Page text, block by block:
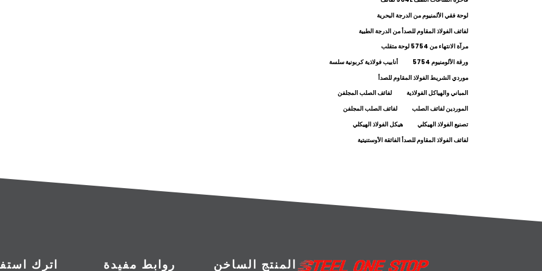
لوحة فقي الألمنيوم من الدرجة البحرية
لفائف الفولاذ المقاوم للصدأ من الدرجة الطبية
مرآة الانتهاء من 5754 لوحة متقلب
ورقة الألومنيوم 5754
أنابيب فولاذية كربونية سلسة
موردي الشريط الفولاذ المقاوم للصدأ
المباني والهياكل الفولاذية
لفائف الصلب المجلفن
الموردين لفائف الصلب
لفائف الصلب المجلفن
تصنيع الفولاذ الهيكلي
هيكل الفولاذ الهيكلي
لفائف الفولاذ المقاوم للصدأ الفائقة الأوستنيتية
المنتج الساخن روابط مفيدة اترك